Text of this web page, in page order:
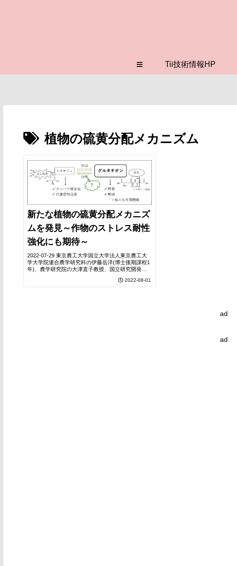
≡ Tii技術情報HP
植物の硫黄分配メカニズム
新たな植物の硫黄分配メカニズ
ムを発見～作物のストレス耐性
強化にも期待～
2022-07-29 東京農工大学国立大学法人東京農工大
学大学院連合農学研究科の伊藤岳洋(博士後期課程1
年)、農学研究院の大津直子教授、国立研究開発法
平井優美チームリーダーらをはじめとする国際...
2022-08-01
ad
ad